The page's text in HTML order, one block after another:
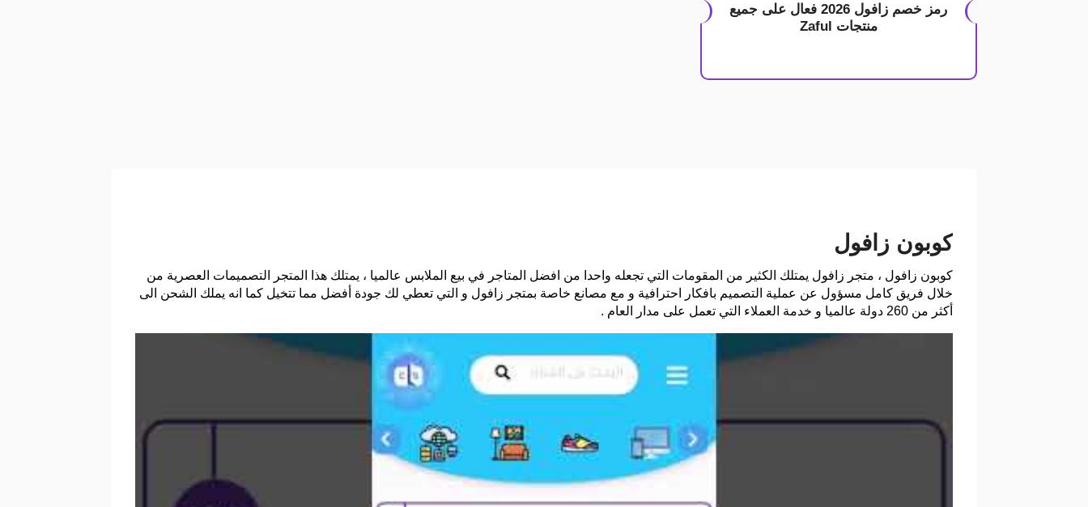
رمز خصم زافول 2026 فعال على جميع
منتجات Zaful
كوبون زافول
كوبون زافول ، متجر زافول يمتلك الكثير من المقومات التي تجعله واحدا من افضل المتاجر في بيع الملابس عالميا ، يمتلك هذا المتجر التصميمات العصرية من
خلال فريق كامل مسؤول عن عملية التصميم بافكار احترافية و مع مصانع خاصة بمتجر زافول و التي تعطي لك جودة أفضل مما تتخيل كما انه يملك الشحن الى
أكثر من 260 دولة عالميا و خدمة العملاء التي تعمل على مدار العام .